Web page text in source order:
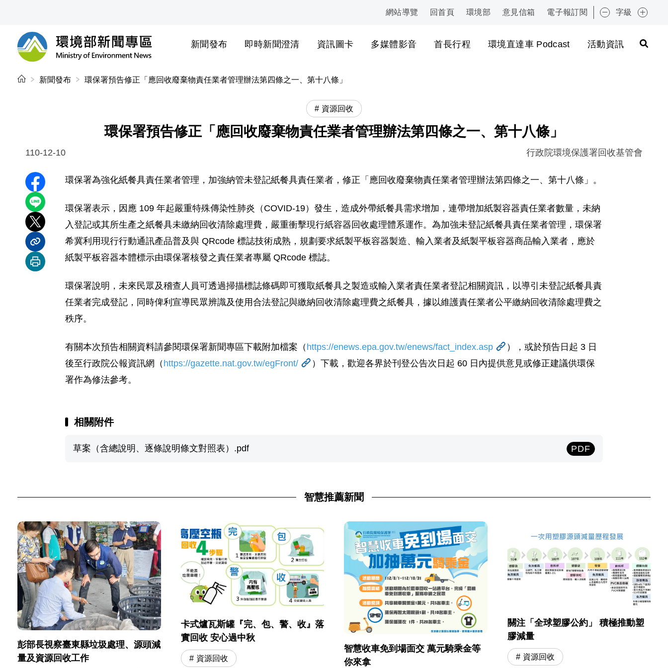
:::
網站導覽 回首頁 環境部 意見信箱 電子報訂閱 字級
環境部新聞專區
新聞發布 即時新聞澄清 資訊圖卡 多媒體影音 首長行程 環境直達車 Podcast 活動資訊
:::
新聞發布 環保署預告修正「應回收廢棄物責任業者管理辦法第四條之一、第十八條」
資源回收
環保署預告修正「應回收廢棄物責任業者管理辦法第四條之一、第十八條」
110-12-10 行政院環境保護署回收基管會
分享至 Facebook
分享到 LINE
分享到 X
分享內容連結
列印本頁
環保署為強化紙餐具責任業者管理， 加強納管未登記紙餐具責任業者，修正「 應回收廢棄物責任業者管理辦法第四條之一、第十八條」。
環保署表示，因應 109 年起嚴重特殊傳染性肺炎（COVID-19）發生，造成外帶紙餐具需求增加， 連帶增加紙製容器責任業者數量， 未納
入登記或其所生產之紙餐具未繳納回收清除處理費， 嚴重衝擊現行紙容器回收處理體系運作。 為加強未登記紙餐具責任業者管理， 環保署
希冀利用現行行動通訊產品普及與 QRcode 標誌技術成熟 ，規劃要求紙製平板容器製造、 輸入業者及紙製平板容器商品輸入業者， 應於
紙製平板容器本體標示由環保署核發之責任業者專屬 QRcode 標誌。
環保署說明， 未來民眾及稽查人員可透過掃描標誌條碼即可獲取紙餐具之製造或輸入業者責任業者登記相關資訊， 以導引未登記紙餐具責
任業者完成登記， 同時俾利宣導民眾辨識及使用合法登記與繳納回收清除處理費之紙餐具，據以維護責任業者公平繳納回收清除處理費之
秩序。
有關本次預告相關資料請參閱環保署新聞專區下載附加檔案（ https://enews.epa.gov.tw/enews/fact_index.asp
），或於預告日起 3 日
後至行政院公報資訊網（ https://gazette.nat.gov.tw/egFront/ ）下載，歡迎各界於刊登公告次日起 60 日 內提供意見或修正建議供環保
署作為修法參考。
相關附件
草案（含總說明、逐條說明條文對照表）.pdf PDF
智慧推薦新聞
彭部長視察臺東縣垃圾處理、源頭減
量及資源回收工作
卡式爐瓦斯罐『完、包、警、收』落
實回收 安心過中秋
資源回收
智慧收車免到場面交 萬元騎乘金等
你來拿
關注「全球塑膠公約」 積極推動塑
膠減量
資源回收